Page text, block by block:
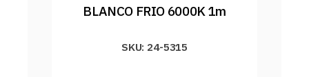
BLANCO FRIO 6000K 1m
SKU: 24-5315